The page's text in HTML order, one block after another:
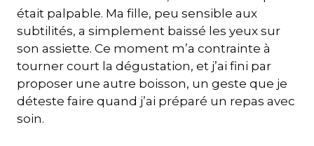
était palpable. Ma fille, peu sensible aux
subtilités, a simplement baissé les yeux sur
son assiette. Ce moment m’a contrainte à
tourner court la dégustation, et j’ai fini par
proposer une autre boisson, un geste que je
déteste faire quand j’ai préparé un repas avec
soin.